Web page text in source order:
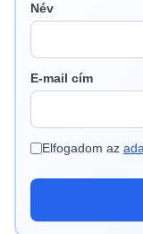
Név
E-mail cím
Elfogadom az